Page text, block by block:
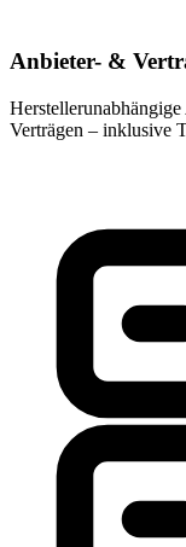
Anbieter- &
Verträgen – inklusive